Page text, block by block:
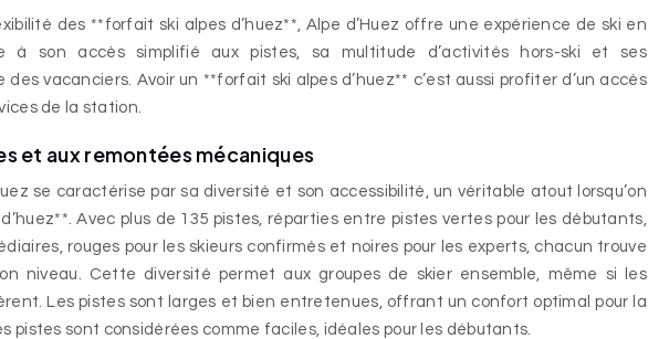
des **forfait ski alpes d’huez**, Alpe d’Huez offre une expérience de ski en
à son accès simplifié aux pistes, sa multitude d’activités hors-ski et ses
vacanciers. Avoir un **forfait ski alpes d’huez** c’est aussi profiter d’un accès
de la station.
et aux remontées mécaniques
se caractérise par sa diversité et son accessibilité, un véritable atout lorsqu’on
Avec plus de 135 pistes, réparties entre pistes vertes pour les débutants,
rouges pour les skieurs confirmés et noires pour les experts, chacun trouve
niveau. Cette diversité permet aux groupes de skier ensemble, même si les
Les pistes sont larges et bien entretenues, offrant un confort optimal pour la
pistes sont considérées comme faciles, idéales pour les débutants.